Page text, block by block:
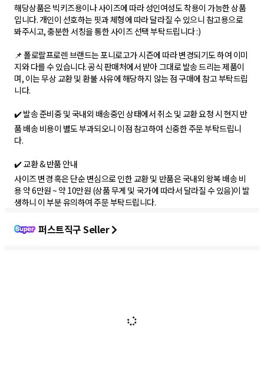
해당상품은 빅키즈용이나 사이즈에 따라 성인여성도 착용이 가능한 상품
입니다. 개인이 선호하는 핏과 체형에 따라 달라질 수 있으니 참고용으로
봐주시고, 충분한 서칭을 통한 사이즈 선택 부탁드립니다 :)
📌 폴로랄프로렌 브랜드는 포니로고가 시즌에 따라 변경되기도 하여 이미
지와 다를 수 있습니다. 공식 판매처에서 받아 그대로 발송 드리는 제품이
며, 이는 무상 교환 및 환불 사유에 해당하지 않는 점 구매에 참고 부탁드립
니다.
✔️ 발송 준비중 및 국내외 배송중인 상태에서 취소 및 교환 요청 시 현지 반
품 배송 비용이 별도 부과되오니 이점 참고하여 신중한 주문 부탁드립니
다.
✔️ 교환 & 반품 안내
사이즈 변경 혹은 단순 변심으로 인한 교환 및 반품은 국내외 왕복 배송 비
용 약 6만원 ~ 약 10만원 (상품 무게 및 국가에 따라서 달라질 수 있음)이 발
생하니 이 부분 유의하여 주문 부탁드립니다.
퍼스트직구 Seller